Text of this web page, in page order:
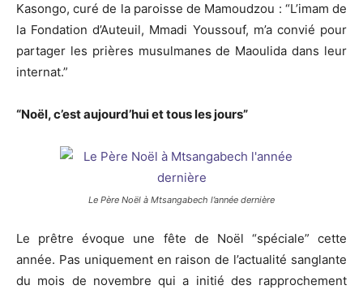
Kasongo, curé de la paroisse de Mamoudzou : “L’imam de
la Fondation d’Auteuil, Mmadi Youssouf, m’a convié pour
partager les prières musulmanes de Maoulida dans leur
internat.”
“Noël, c’est aujourd’hui et tous les jours”
Le Père Noël à Mtsangabech l’année dernière
Le prêtre évoque une fête de Noël “spéciale” cette
année. Pas uniquement en raison de l’actualité sanglante
du mois de novembre qui a initié des rapprochement